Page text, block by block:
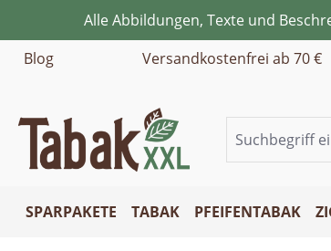
Hauptinhalt springen
Zur Suche springen
Zur Hauptnavigation springen
Alle Abbildungen, Texte und
Blog
Versandkostenfrei ab 70 €
SPARPAKETE TABAK PFEIFENTABAK